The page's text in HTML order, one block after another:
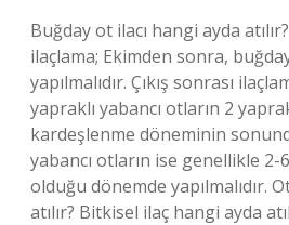
Buğday ot ilacı hangi ayda
ilaçlama; Ekimden sonra,
yapılmalıdır. Çıkış sonrası
yapraklı yabancı otların 2
kardeşlenme döneminin
yabancı otların ise genellikle 2-
olduğu dönemde yapılmalıdır.
atılır? Bitkisel ilaç hangi ayda